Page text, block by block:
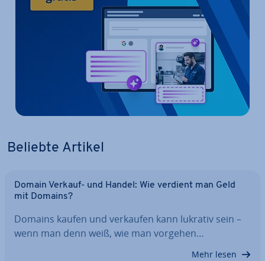
Beliebte Artikel
Domain Verkauf- und Handel: Wie verdient man Geld
mit Domains?
Domains kaufen und verkaufen kann lukrativ sein –
wenn man denn weiß, wie man vorgehen…
Mehr lesen